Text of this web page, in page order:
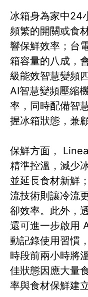
冰箱身為家中24
頻繁的開關或食
響保鮮效率；台
箱容量的八成，
級能效智慧變頻
AI智慧變頻壓縮
率，同時配備智
握冰箱狀態，兼
保鮮方面，
精準控溫，減少
並延長食材新鮮
流技術則讓冷流
卻效率。此外，
還可進一步啟用
動記錄使用習慣
時段前兩小時將
佳狀態因應大量
率與食材保鮮建